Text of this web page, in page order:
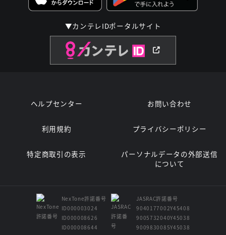
▼カンテレIDポータルサイト
ヘルプセンター お問い合わせ
利用規約 プライバシーポリシー
特定商取引の表示
パーソナルデータの外部送信
について
NexTone許諾番号
ID000003024
ID000008626
ID000008644
JASRAC許諾番号
9040177002Y45408
9005732040Y45038
9009830085Y45038